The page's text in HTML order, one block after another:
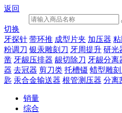
返回
切换
牙探针 带环推 成型片夹 加压器
粉调刀 银汞雕刻刀 牙周提升 研光
凿 牙龈压排器 龈切除刀 牙龈分离
器 去冠器 剪刀类 托槽镊 蜡型雕刻
匙 汞合金输送器 根管测压器 分离
销量
综合